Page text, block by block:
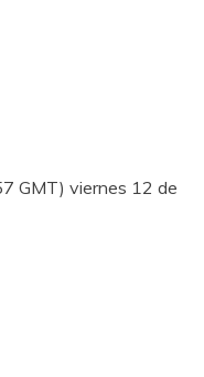
GMT) viernes 12 de